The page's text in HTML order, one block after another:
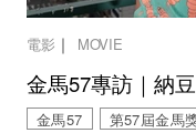
電影 ｜ MOVIE
金馬57專訪｜納
金馬57 第57屆金馬